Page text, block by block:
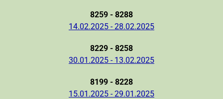
8259 - 8288
14.02.2025 - 28.02.2025
8229 - 8258
30.01.2025 - 13.02.2025
8199 - 8228
15.01.2025 - 29.01.2025